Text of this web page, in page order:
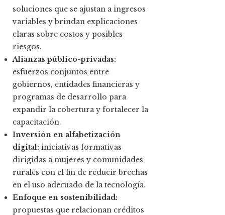
soluciones que se ajustan a ingresos
variables y brindan explicaciones
claras sobre costos y posibles
riesgos.
Alianzas público-privadas:
esfuerzos conjuntos entre
gobiernos, entidades financieras y
programas de desarrollo para
expandir la cobertura y fortalecer la
capacitación.
Inversión en alfabetización
digital: iniciativas formativas
dirigidas a mujeres y comunidades
rurales con el fin de reducir brechas
en el uso adecuado de la tecnología.
Enfoque en sostenibilidad:
propuestas que relacionan créditos